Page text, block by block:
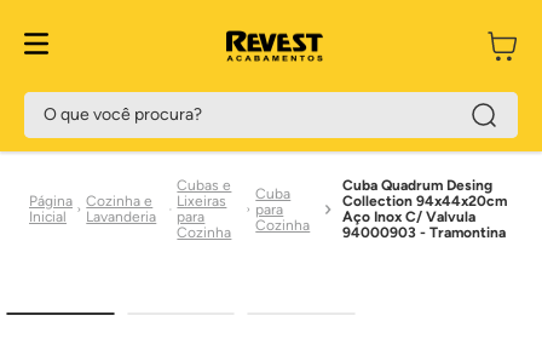
O que você procura?
Cozinha e
Lavanderia
Cubas e
Lixeiras
para
Cozinha
Cuba
para
Cozinha
Cuba Quadrum Desing
Collection 94x44x20cm
Aço Inox C/ Valvula
94000903 - Tramontina